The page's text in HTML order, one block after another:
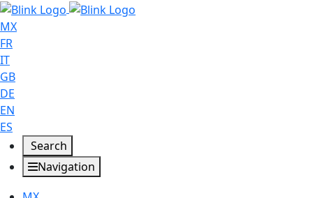
MX
FR
IT
GB
DE
EN
ES
Search
Navigation